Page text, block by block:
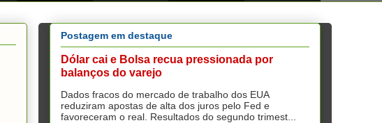
Postagem em destaque
Dólar cai e Bolsa recua pressionada por
balanços do varejo
Dados fracos do mercado de trabalho dos EUA
reduziram apostas de alta dos juros pelo Fed e
favoreceram o real. Resultados do segundo trimest...